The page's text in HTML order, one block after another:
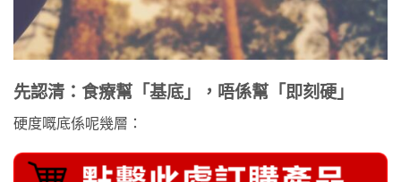
先認清：食療幫「基底」，唔係幫「即刻硬」
硬度嘅底係呢幾層：